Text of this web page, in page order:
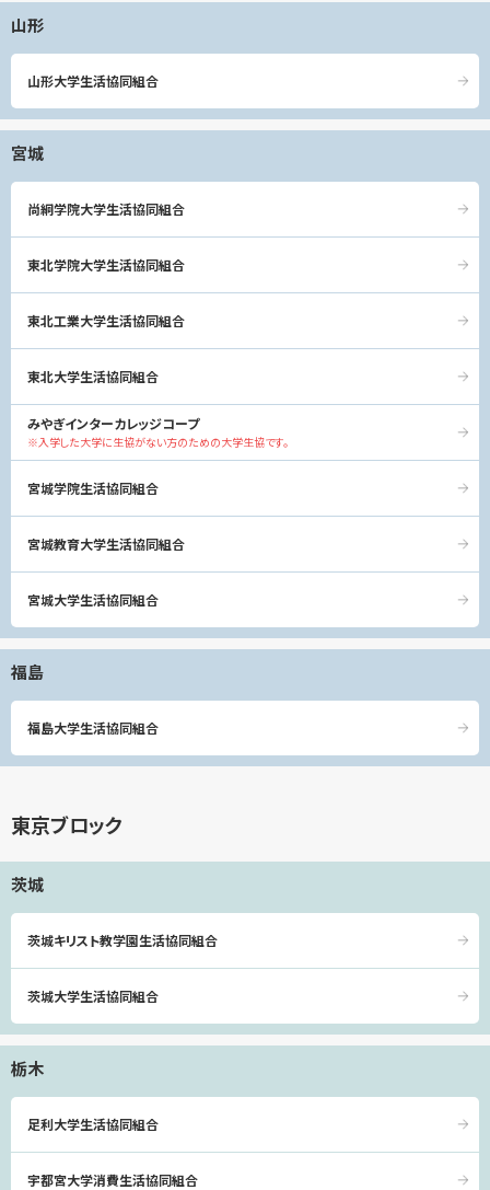
山形
山形大学生活協同組合
宮城
尚絅学院大学生活協同組合
東北学院大学生活協同組合
東北工業大学生活協同組合
東北大学生活協同組合
みやぎインターカレッジコープ
※入学した大学に生協がない方のための大学生協です。
宮城学院生活協同組合
宮城教育大学生活協同組合
宮城大学生活協同組合
福島
福島大学生活協同組合
東京ブロック
茨城
茨城キリスト教学園生活協同組合
茨城大学生活協同組合
栃木
足利大学生活協同組合
宇都宮大学消費生活協同組合